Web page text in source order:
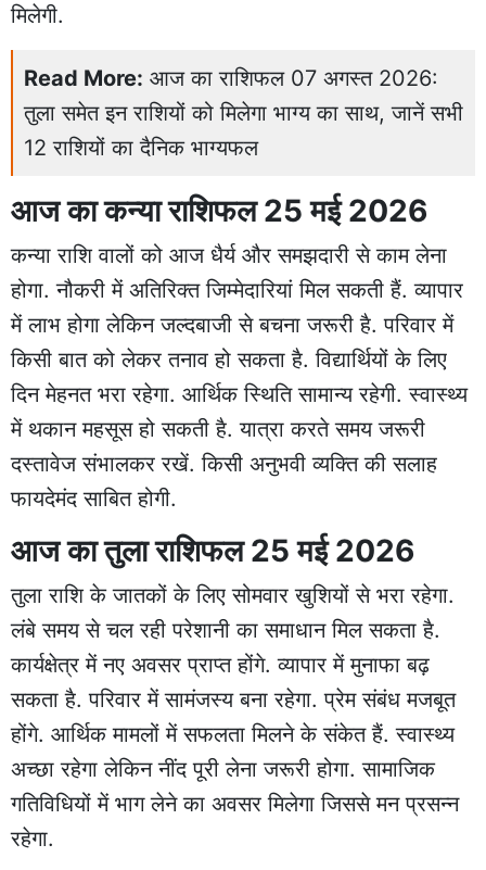
मिलेगी.
Read More: आज का राशिफल 07 अगस्त 2026:
तुला समेत इन राशियों को मिलेगा भाग्य का साथ, जानें सभी
12 राशियों का दैनिक भाग्यफल
आज का कन्या राशिफल 25 मई 2026
कन्या राशि वालों को आज धैर्य और समझदारी से काम लेना
होगा. नौकरी में अतिरिक्त जिम्मेदारियां मिल सकती हैं. व्यापार
में लाभ होगा लेकिन जल्दबाजी से बचना जरूरी है. परिवार में
किसी बात को लेकर तनाव हो सकता है. विद्यार्थियों के लिए
दिन मेहनत भरा रहेगा. आर्थिक स्थिति सामान्य रहेगी. स्वास्थ्य
में थकान महसूस हो सकती है. यात्रा करते समय जरूरी
दस्तावेज संभालकर रखें. किसी अनुभवी व्यक्ति की सलाह
फायदेमंद साबित होगी.
आज का तुला राशिफल 25 मई 2026
तुला राशि के जातकों के लिए सोमवार खुशियों से भरा रहेगा.
लंबे समय से चल रही परेशानी का समाधान मिल सकता है.
कार्यक्षेत्र में नए अवसर प्राप्त होंगे. व्यापार में मुनाफा बढ़
सकता है. परिवार में सामंजस्य बना रहेगा. प्रेम संबंध मजबूत
होंगे. आर्थिक मामलों में सफलता मिलने के संकेत हैं. स्वास्थ्य
अच्छा रहेगा लेकिन नींद पूरी लेना जरूरी होगा. सामाजिक
गतिविधियों में भाग लेने का अवसर मिलेगा जिससे मन प्रसन्न
रहेगा.